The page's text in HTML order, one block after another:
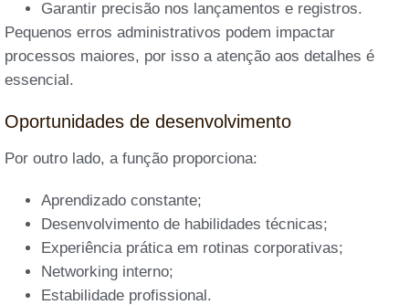
Garantir precisão nos lançamentos e registros.
Pequenos erros administrativos podem impactar
processos maiores, por isso a atenção aos detalhes é
essencial.
Oportunidades de desenvolvimento
Por outro lado, a função proporciona:
Aprendizado constante;
Desenvolvimento de habilidades técnicas;
Experiência prática em rotinas corporativas;
Networking interno;
Estabilidade profissional.